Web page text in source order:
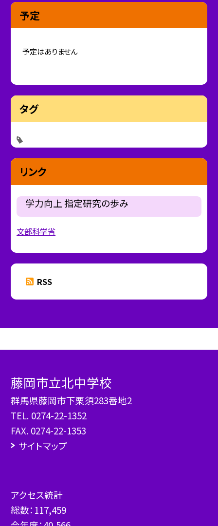
予定
予定はありません
タグ
リンク
学力向上 指定研究の歩み
文部科学省
RSS
藤岡市立北中学校
群馬県藤岡市下栗須283番地2
TEL. 0274-22-1352
FAX. 0274-22-1353
サイトマップ
アクセス統計
総数： 117,459